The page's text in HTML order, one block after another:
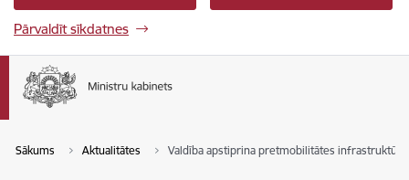
Pārvaldīt sīkdatnes
Sākums Aktualitātes Valdība apstiprina pretmobilitātes